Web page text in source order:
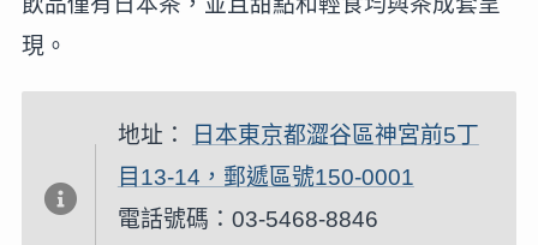
現。
地址：
日本東京都澀谷區神宮前5丁
目13-14，郵遞區號150-0001
電話號碼：03-5468-8846